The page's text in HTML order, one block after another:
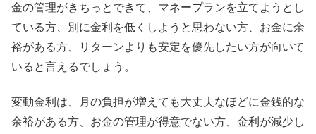
金の管理がきちっとできて、マネープランを立てようとし
ている方、別に金利を低くしようと思わない方、お金に余
裕がある方、リターンよりも安定を優先したい方が向いて
いると言えるでしょう。
変動金利は、月の負担が増えても大丈夫なほどに金銭的な
余裕がある方、お金の管理が得意でない方、金利が減少し